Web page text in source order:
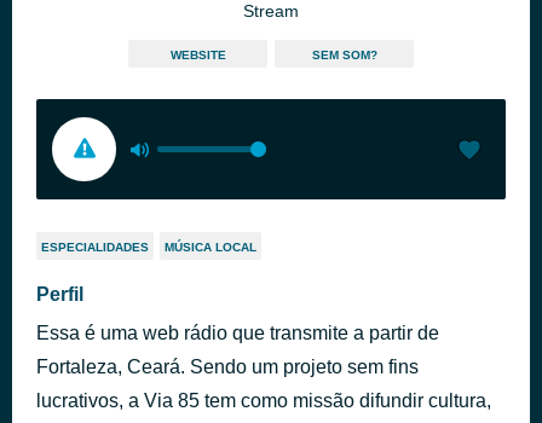
Stream
WEBSITE SEM SOM?
ESPECIALIDADES MÚSICA LOCAL
Perfil
Essa é uma web rádio que transmite a partir de
Fortaleza, Ceará. Sendo um projeto sem fins
lucrativos, a Via 85 tem como missão difundir cultura,